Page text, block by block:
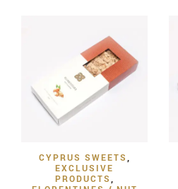
CYPRUS SWEETS
EXCLUSIVE
PRODUCTS